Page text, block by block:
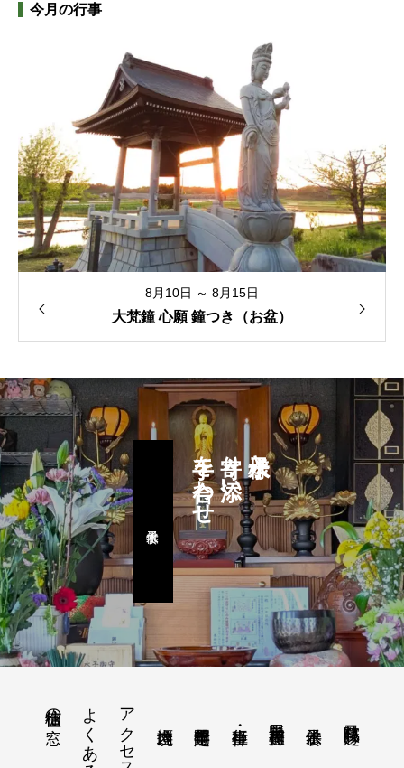
今月の行事
8月10日 ～ 8月15日
大梵鐘 心願 鐘つき（お盆）
水子様と
寄り添い
手を合わせ
アクセス
よくあるご質問
檀信徒の窓